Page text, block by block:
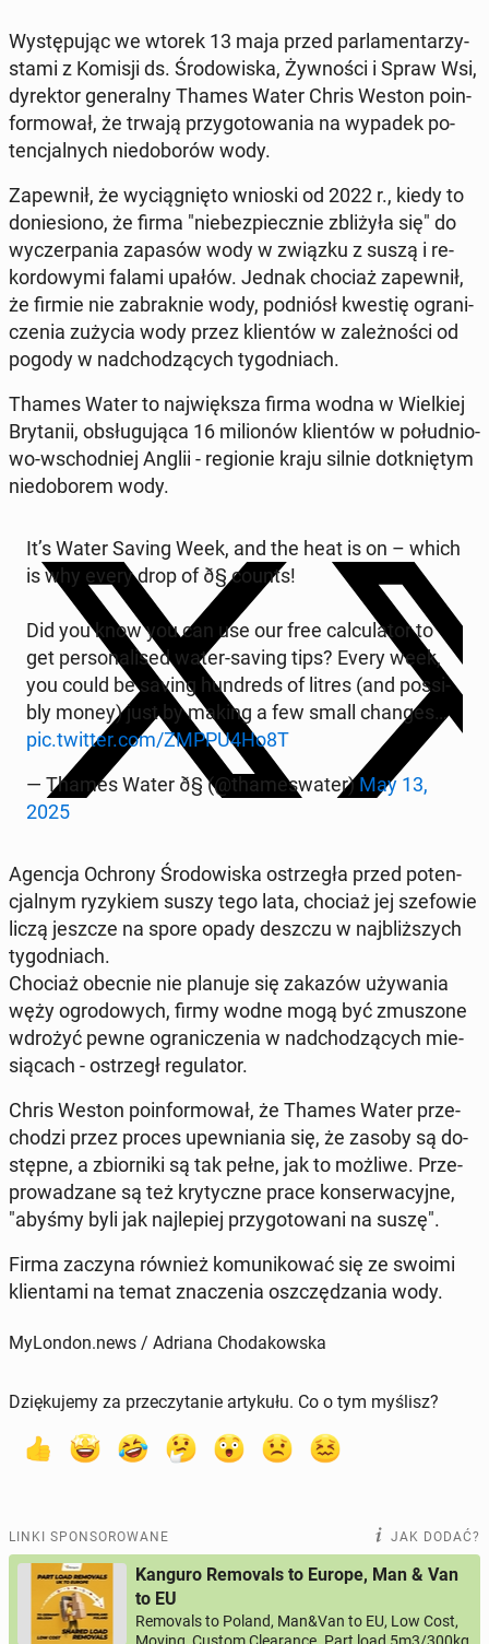
Wy­stę­pu­jąc we wtorek 13 maja przed par­la­men­ta­rzy­
sta­mi z Komisji ds. Śro­do­wi­ska, Żyw­no­ści i Spraw Wsi,
dy­rek­tor ge­ne­ral­ny Thames Water Chris Weston po­in­
for­mo­wał, że trwają przy­go­to­wa­nia na wypadek po­
ten­cjal­nych nie­do­bo­rów wody.
Za­pew­nił, że wy­cią­gnię­to wnioski od 2022 r., kiedy to
do­nie­sio­no, że firma "nie­bez­piecz­nie zbli­ży­ła się" do
wy­czer­pa­nia zapasów wody w związku z suszą i re­
kor­do­wy­mi falami upałów. Jednak chociaż za­pew­nił,
że firmie nie za­brak­nie wody, pod­niósł kwestię ogra­ni­
cze­nia zużycia wody przez klien­tów w za­leż­no­ści od
pogody w nad­cho­dzą­cych ty­go­dniach.
Thames Water to naj­więk­sza firma wodna w Wiel­kiej
Bry­ta­nii, ob­słu­gu­ją­ca 16 mi­lio­nów klien­tów w po­łu­dnio­
wo-wschod­niej Anglii - re­gio­nie kraju silnie do­tknię­tym
nie­do­bo­rem wody.
It’s Water Saving Week, and the heat is on – which
is why every drop of ð§ counts!
Did you know you can use our free cal­cu­la­tor to
get per­so­na­li­sed water-saving tips? Every week,
you could be saving hun­dreds of litres (and po­ssi­
bly money) just by making a few small changes…
pic.twitter.com/ZMPPU4Ho8T
— Thames Water ð§ (@tha­me­swa­ter)May 13,
2025
Agencja Ochrony Śro­do­wi­ska ostrze­gła przed po­ten­
cjal­nym ry­zy­kiem suszy tego lata, chociaż jej sze­fo­wie
liczą jeszcze na spore opady deszczu w naj­bliż­szych
ty­go­dniach.
Chociaż obecnie nie planuje się zakazów uży­wa­nia
węży ogro­do­wych, firmy wodne mogą być zmu­szo­ne
wdrożyć pewne ogra­ni­cze­nia w nad­cho­dzą­cych mie­
sią­cach - ostrzegł re­gu­la­tor.
Chris Weston po­in­for­mo­wał, że Thames Water prze­
cho­dzi przez proces upew­nia­nia się, że zasoby są do­
stęp­ne, a zbior­ni­ki są tak pełne, jak to możliwe. Prze­
pro­wa­dza­ne są też kry­tycz­ne prace kon­ser­wa­cyj­ne,
"abyśmy byli jak naj­le­piej przy­go­to­wa­ni na suszę".
Firma zaczyna również ko­mu­ni­ko­wać się ze swoimi
klien­ta­mi na temat zna­cze­nia oszczę­dza­nia wody.
MyLondon.news / Adriana Chodakowska
Dziękujemy za przeczytanie artykułu. Co o tym myślisz?
LINKI SPONSOROWANE JAK DODAĆ?
Kanguro Removals to Europe, Man & Van
to EU
Removals to Poland, Man&Van to EU, Low Cost,